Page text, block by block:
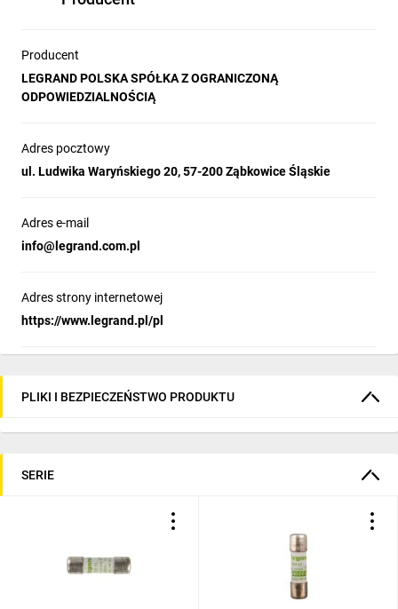
Producent
LEGRAND POLSKA SPÓŁKA Z OGRANICZONĄ
ODPOWIEDZIALNOŚCIĄ
Adres pocztowy
ul. Ludwika Waryńskiego 20, 57-200 Ząbkowice Śląskie
Adres e-mail
info@legrand.com.pl
Adres strony internetowej
https://www.legrand.pl/pl
PLIKI I BEZPIECZEŃSTWO PRODUKTU
SERIE